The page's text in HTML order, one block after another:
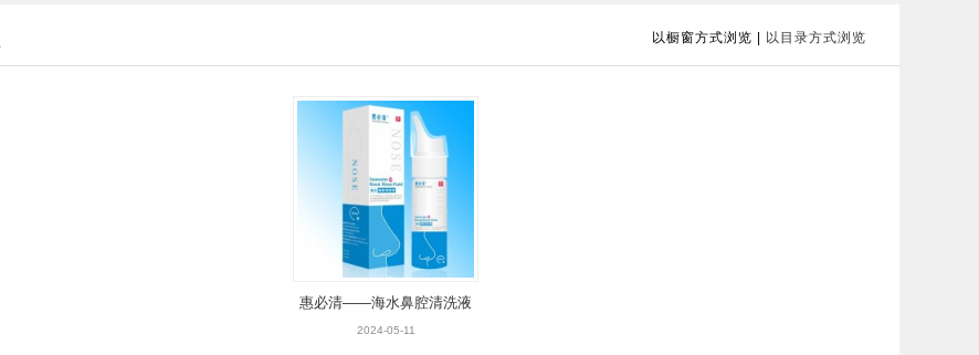
以橱窗方式浏览 以目录方式浏览
惠必清——海水鼻腔清洗液
2024-05-11